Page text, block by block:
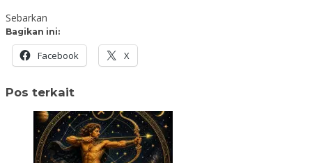
Sebarkan
Bagikan ini:
Facebook X
Pos terkait